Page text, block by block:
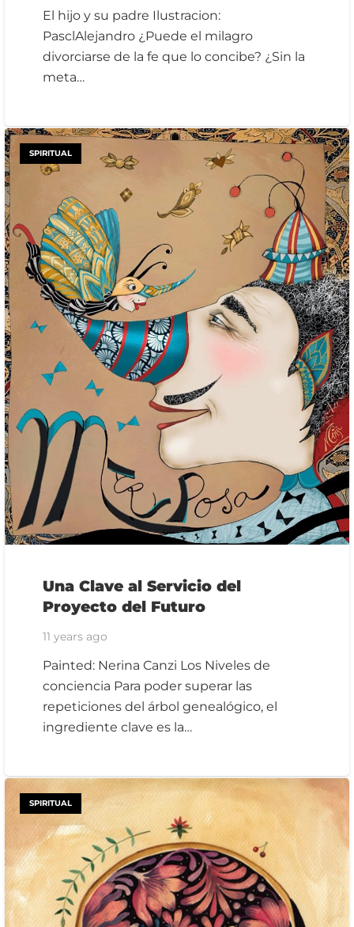
El hijo y su padre Ilustracion:
PasclAlejandro ¿Puede el milagro
divorciarse de la fe que lo concibe? ¿Sin la
meta…
SPIRITUAL
Una Clave al Servicio del
Proyecto del Futuro
11 years ago
Painted: Nerina Canzi Los Niveles de
conciencia Para poder superar las
repeticiones del árbol genealógico, el
ingrediente clave es la…
SPIRITUAL